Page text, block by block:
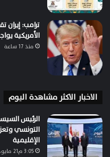
ترامب: إيران
الأمريكية
منذ 17 ساعة
الاخبار الاكثر مشاهدة اليوم
الرئيس
التونسي
الإقليمية
3:05 م21 مايو، 2026